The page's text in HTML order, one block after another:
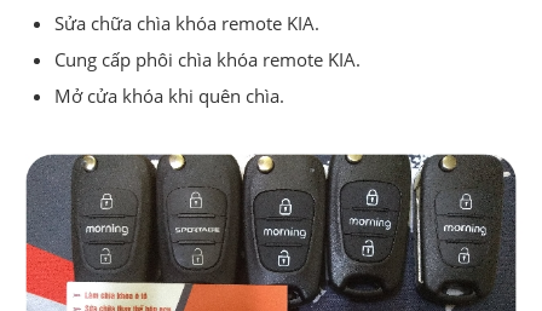
Sửa chữa chìa khóa remote KIA.
Cung cấp phôi chìa khóa remote KIA.
Mở cửa khóa khi quên chìa.